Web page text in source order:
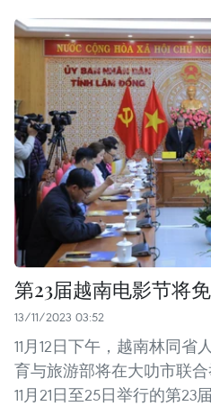
第23届越南电影节将
13/11/2023 03:52
11月12日下午，越南林同
育与旅游部将在大叻市联
11月21日至25日举行的第